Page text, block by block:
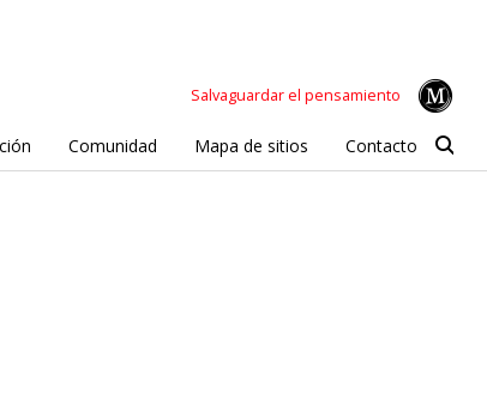
Salvaguardar el pensamiento
Comunidad Mapa de sitios Contacto